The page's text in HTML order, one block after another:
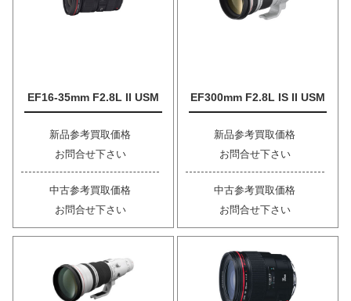
EF16-35mm F2.8L II USM
新品参考買取価格
お問合せ下さい
中古参考買取価格
お問合せ下さい
EF300mm F2.8L IS II USM
新品参考買取価格
お問合せ下さい
中古参考買取価格
お問合せ下さい